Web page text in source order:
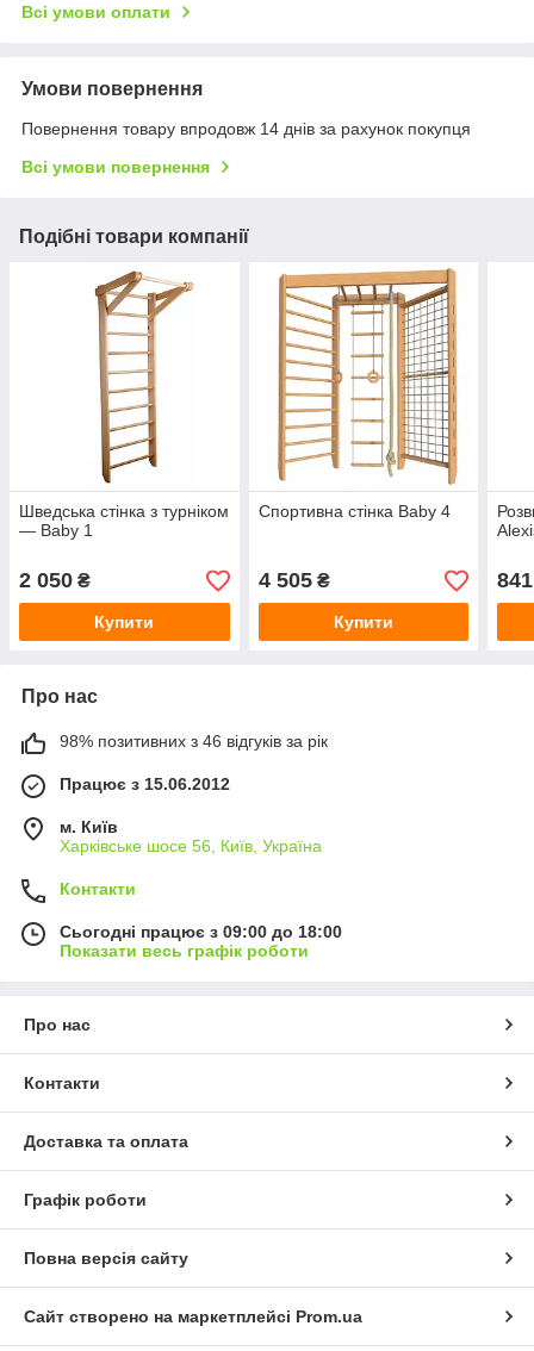
Всі умови оплати
Умови повернення
Повернення товару впродовж 14 днів за рахунок покупця
Всі умови повернення
Подібні товари компанії
Шведська стінка з турніком
— Baby 1
2 050 ₴
Купити
Спортивна стінка Baby 4
4 505₴
Купити
841
Про нас
98% позитивних з 46 відгуків за рік
Працює з 15.06.2012
м. Київ
Харківське шосе 56, Київ, Україна
Контакти
Сьогодні працює з 09:00 до 18:00
Показати весь графік роботи
Про нас
Контакти
Доставка та оплата
Графік роботи
Повна версія сайту
Сайт створено на маркетплейсі Prom.ua